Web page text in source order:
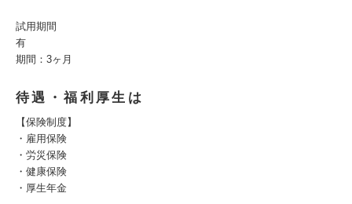
試用期間
有
期間：3ヶ月
待遇・福利厚生は
【保険制度】
・雇用保険
・労災保険
・健康保険
・厚生年金